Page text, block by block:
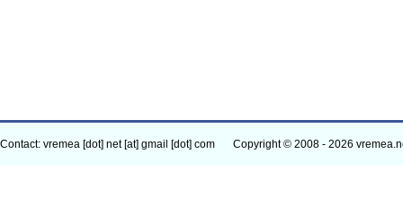
Contact: vremea [dot] net [at] gmail [dot] com Copyright © 2008 - 2026